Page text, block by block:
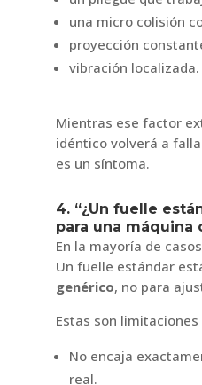
una micro colisión
proyección
vibración localizada.
Mientras ese factor
idéntico volverá a
es un síntoma.
4. “¿Un fuelle
para una máquina
En la mayoría de
Un fuelle estándar
genérico, no para
Estas son
No encaja
real.